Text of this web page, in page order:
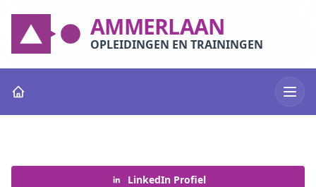
AMMERLAAN
OPLEIDINGEN EN TRAININGEN
LinkedIn Profiel